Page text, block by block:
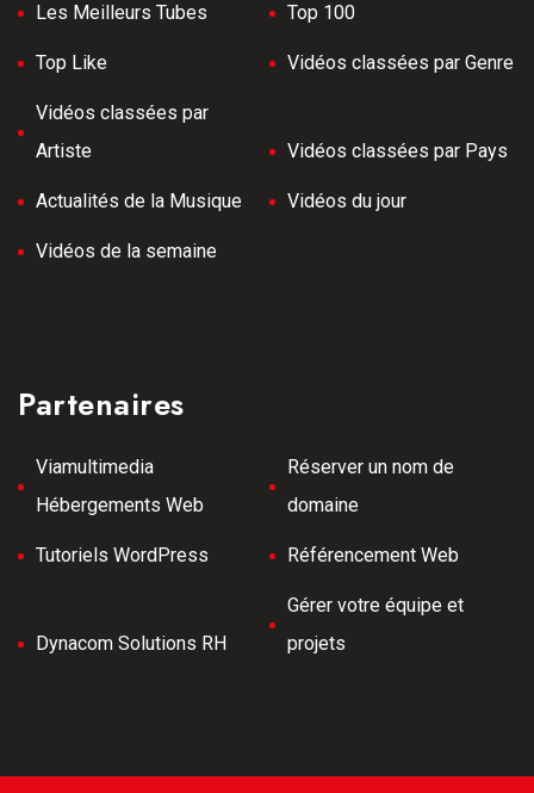
Les Meilleurs Tubes Top 100
Top Like Vidéos classées par Genre
Vidéos classées par
Artiste
Vidéos classées par Pays
Actualités de la Musique Vidéos du jour
Vidéos de la semaine
Partenaires
Viamultimedia
Hébergements Web
Réserver un nom de
domaine
Tutoriels WordPress Référencement Web
Dynacom Solutions RH
Gérer votre équipe et
projets